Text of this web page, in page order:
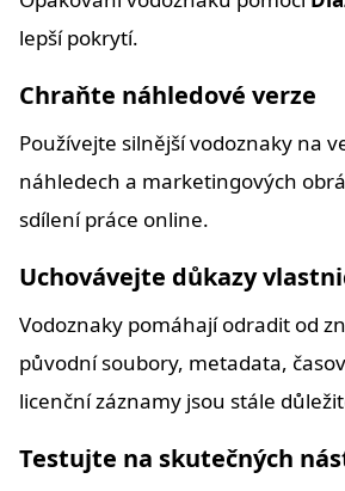
lepší pokrytí.
Chraňte náhledové verze
Používejte silnější vodoznaky na
náhledech a marketingových
sdílení práce online.
Uchovávejte důkazy
Vodoznaky pomáhají odradit od
původní soubory, metadata,
licenční záznamy jsou stále
Testujte na skutečných